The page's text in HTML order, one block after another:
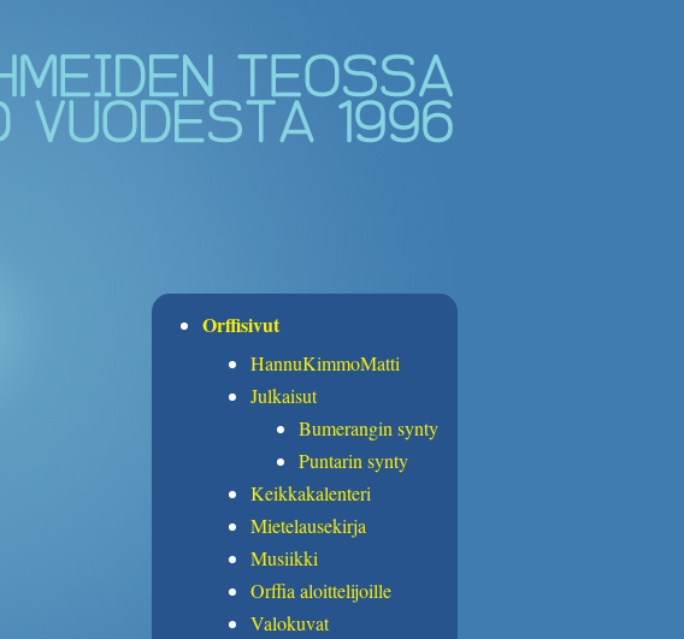
Orffisivut
HannuKimmoMatti
Julkaisut
Bumerangin synty
Puntarin synty
Keikkakalenteri
Mietelausekirja
Musiikki
Orffia aloittelijoille
Valokuvat